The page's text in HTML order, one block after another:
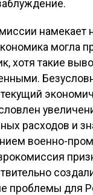
намекает
могла
хотя такие
текущий
расходов и
военно-
проблемы для